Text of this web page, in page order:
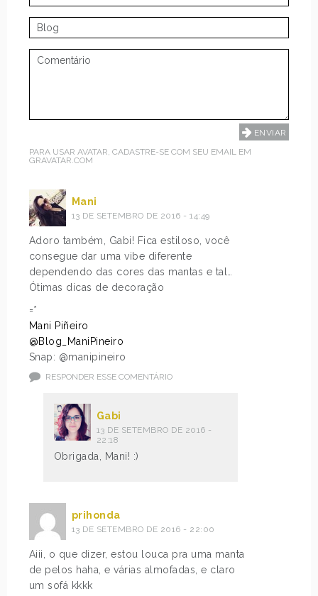
PARA USAR AVATAR, CADASTRE-SE COM SEU EMAIL EM
GRAVATAR.COM
Mani
13 DE SETEMBRO DE 2016 - 14:49
Adoro também, Gabi! Fica estiloso, você
consegue dar uma vibe diferente
dependendo das cores das mantas e tal…
Ótimas dicas de decoração
=*
Mani Piñeiro
@Blog_ManiPineiro
Snap: @manipineiro
RESPONDER ESSE COMENTÁRIO
Gabi
13 DE SETEMBRO DE 2016 -
22:18
Obrigada, Mani! :)
prihonda
13 DE SETEMBRO DE 2016 - 22:00
Aiii, o que dizer, estou louca pra uma manta
de pelos haha, e várias almofadas, e claro
um sofá kkkk